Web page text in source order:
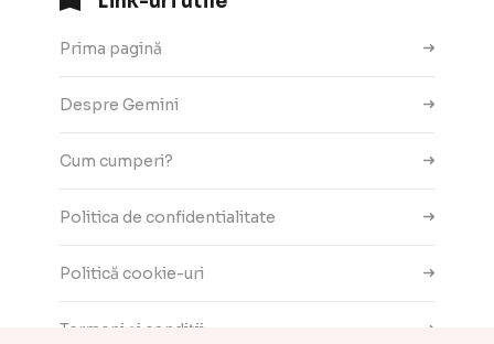
Prima pagină
Despre Gemini
Cum cumperi?
Politica de confidentialitate
Politică cookie-uri
Termeni și condiții